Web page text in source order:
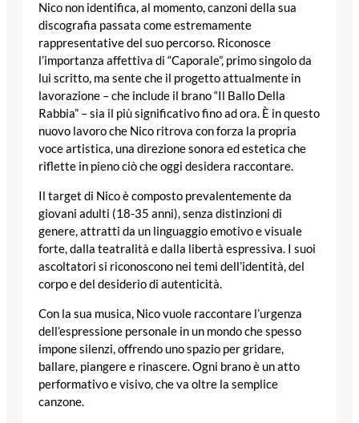
Nico non identifica, al momento, canzoni della sua
discografia passata come estremamente
rappresentative del suo percorso. Riconosce
l’importanza affettiva di “Caporale”, primo singolo da
lui scritto, ma sente che il progetto attualmente in
lavorazione – che include il brano “Il Ballo Della
Rabbia” – sia il più significativo fino ad ora. È in questo
nuovo lavoro che Nico ritrova con forza la propria
voce artistica, una direzione sonora ed estetica che
riflette in pieno ciò che oggi desidera raccontare.
Il target di Nico è composto prevalentemente da
giovani adulti (18-35 anni), senza distinzioni di
genere, attratti da un linguaggio emotivo e visuale
forte, dalla teatralità e dalla libertà espressiva. I suoi
ascoltatori si riconoscono nei temi dell’identità, del
corpo e del desiderio di autenticità.
Con la sua musica, Nico vuole raccontare l’urgenza
dell’espressione personale in un mondo che spesso
impone silenzi, offrendo uno spazio per gridare,
ballare, piangere e rinascere. Ogni brano è un atto
performativo e visivo, che va oltre la semplice
canzone.